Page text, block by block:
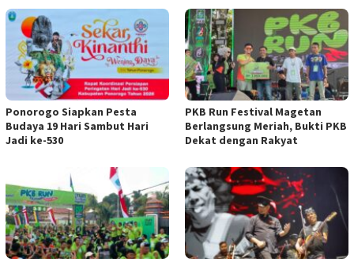
Ponorogo Siapkan Pesta
Budaya 19 Hari Sambut Hari
Jadi ke-530
PKB Run Festival Magetan
Berlangsung Meriah, Bukti PKB
Dekat dengan Rakyat